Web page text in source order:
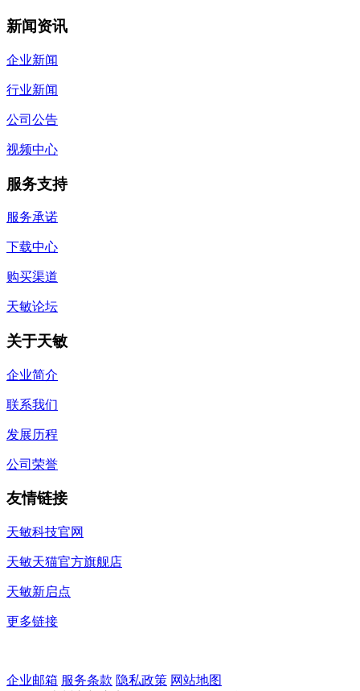
新闻资讯
企业新闻
行业新闻
公司公告
视频中心
服务支持
服务承诺
下载中心
购买渠道
天敏论坛
关于天敏
企业简介
联系我们
发展历程
公司荣誉
友情链接
天敏科技官网
天敏天猫官方旗舰店
天敏新启点
更多链接
企业邮箱 服务条款 隐私政策 网站地图